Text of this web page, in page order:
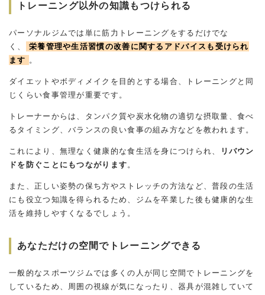
トレーニング以外の知識もつけられる
パーソナルジムでは単に筋力トレーニングをするだけでな
く、
栄養管理や生活習慣の改善に関するアドバイスも受けられ
ます 。
ダイエットやボディメイクを目的とする場合、トレーニングと同
じくらい食事管理が重要です。
トレーナーからは、タンパク質や炭水化物の適切な摂取量、食べ
るタイミング、バランスの良い食事の組み方などを教われます。
これにより、無理なく健康的な食生活を身につけられ、
リバウン
ドを防ぐことにもつながります。
また、正しい姿勢の保ち方やストレッチの方法など、普段の生活
にも役立つ知識を得られるため、ジムを卒業した後も健康的な生
活を維持しやすくなるでしょう。
あなただけの空間でトレーニングできる
一般的なスポーツジムでは多くの人が同じ空間でトレーニングを
しているため、周囲の視線が気になったり、器具が混雑していて